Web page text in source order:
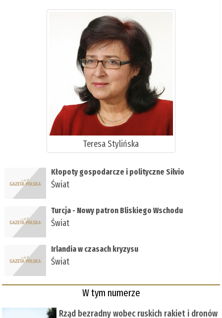
Teresa Stylińska
Kłopoty gospodarcze i polityczne Silvio
Świat
Turcja - Nowy patron Bliskiego Wschodu
Świat
Irlandia w czasach kryzysu
Świat
W tym numerze
Rząd bezradny wobec ruskich rakiet i dronów